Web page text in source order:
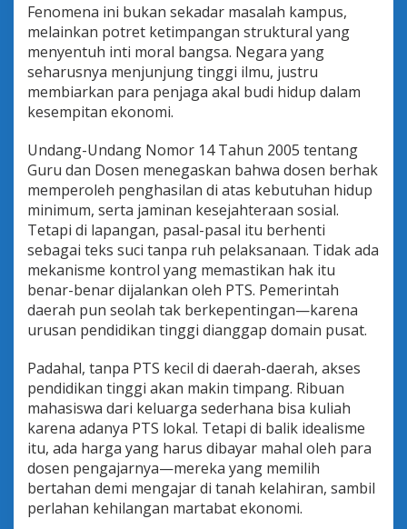
Fenomena ini bukan sekadar masalah kampus,
melainkan potret ketimpangan struktural yang
menyentuh inti moral bangsa. Negara yang
seharusnya menjunjung tinggi ilmu, justru
membiarkan para penjaga akal budi hidup dalam
kesempitan ekonomi.
Undang-Undang Nomor 14 Tahun 2005 tentang
Guru dan Dosen menegaskan bahwa dosen berhak
memperoleh penghasilan di atas kebutuhan hidup
minimum, serta jaminan kesejahteraan sosial.
Tetapi di lapangan, pasal-pasal itu berhenti
sebagai teks suci tanpa ruh pelaksanaan. Tidak ada
mekanisme kontrol yang memastikan hak itu
benar-benar dijalankan oleh PTS. Pemerintah
daerah pun seolah tak berkepentingan—karena
urusan pendidikan tinggi dianggap domain pusat.
Padahal, tanpa PTS kecil di daerah-daerah, akses
pendidikan tinggi akan makin timpang. Ribuan
mahasiswa dari keluarga sederhana bisa kuliah
karena adanya PTS lokal. Tetapi di balik idealisme
itu, ada harga yang harus dibayar mahal oleh para
dosen pengajarnya—mereka yang memilih
bertahan demi mengajar di tanah kelahiran, sambil
perlahan kehilangan martabat ekonomi.